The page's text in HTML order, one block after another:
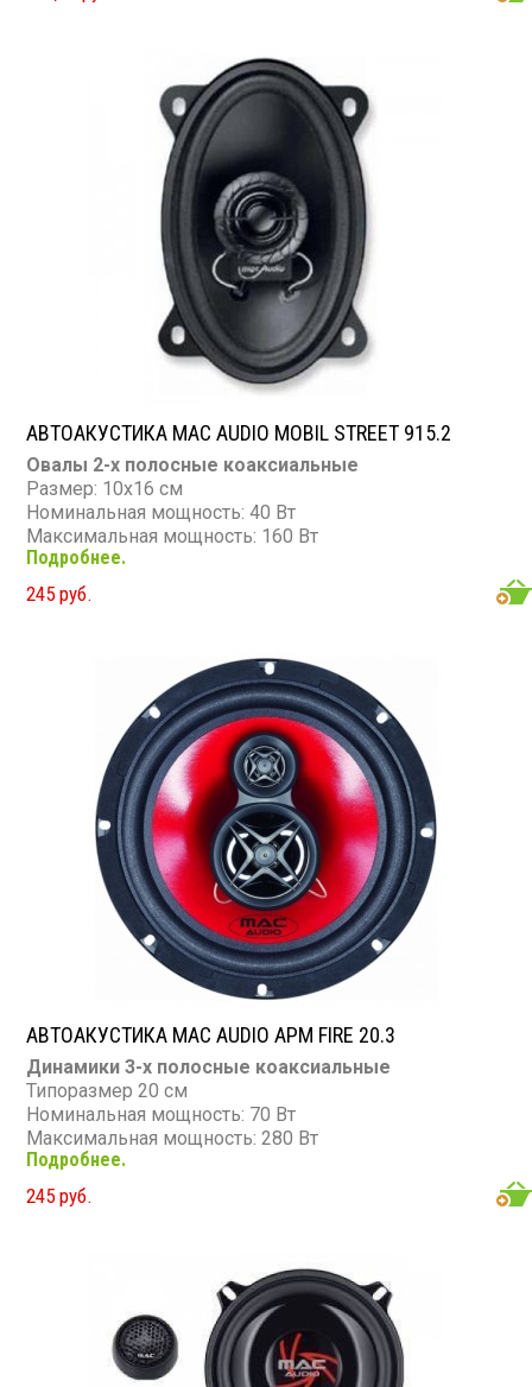
Сопротивление: 4 Ом
АВТОАКУСТИКА MAC AUDIO MOBIL STREET 915.2
Овалы 2-х полосные коаксиальные
Размер: 10х16 см
Номинальная мощность: 40 Вт
Максимальная мощность: 160 Вт
Диапазон частот: 46 - 21 000 Гц
Чувствительность: 89 дБ
Сопротивление: 4 Ом
Подробнее.
245 руб.
АВТОАКУСТИКА MAC AUDIO APM FIRE 20.3
Динамики 3-х полосные коаксиальные
Типоразмер 20 см
Номинальная мощность: 70 Вт
Максимальная мощность: 280 Вт
Диапазон частот: 38 - 20 000 Гц
Чувствительность: 91 дБ
Сопротивление: 4 Ом
Подробнее.
245 руб.